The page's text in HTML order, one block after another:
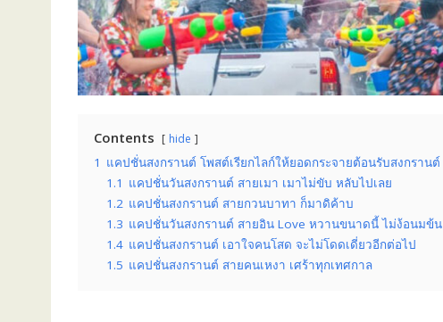
Contents hide
1 แคปชั่นสงกรานต์ โพสต์เรียกไลก์ให้ยอดกระจายต้อนรับสงกรานต์
1.1 แคปชั่นวันสงกรานต์ สายเมา เมาไม่ขับ หลับไปเลย
1.2 แคปชั่นสงกรานต์ สายกวนบาทา ก็มาดิค้าบ
1.3 แคปชั่นวันสงกรานต์ สายอิน Love หวานขนาดนี้ ไม่ง้อนมข้น
1.4 แคปชั่นสงกรานต์ เอาใจคนโสด จะไม่โดดเดี่ยวอีกต่อไป
1.5 แคปชั่นสงกรานต์ สายคนเหงา เศร้าทุกเทศกาล